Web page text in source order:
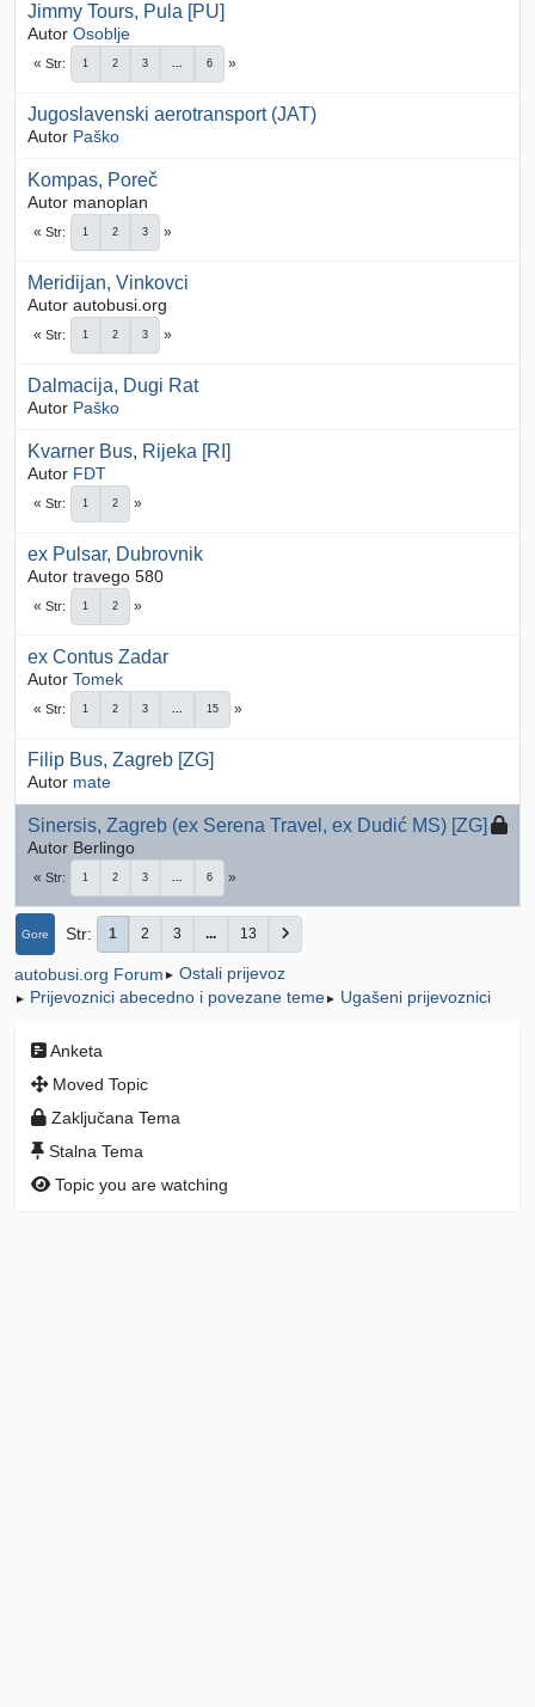
Jimmy Tours, Pula [PU]
Autor Osoblje
Str 1 2 3 ... 6
Jugoslavenski aerotransport (JAT)
Autor Paško
Kompas, Poreč
Autor manoplan
Str 1 2 3
Meridijan, Vinkovci
Autor autobusi.org
Str 1 2 3
Dalmacija, Dugi Rat
Autor Paško
Kvarner Bus, Rijeka [RI]
Autor FDT
Str 1 2
ex Pulsar, Dubrovnik
Autor travego 580
Str 1 2
ex Contus Zadar
Autor Tomek
Str 1 2 3 ... 15
Filip Bus, Zagreb [ZG]
Autor mate
Sinersis, Zagreb (ex Serena Travel, ex Dudić MS) [ZG]
Autor Berlingo
Str 1 2 3 ... 6
Gore Str 1 2 3 ... 13
autobusi.org Forum ► Ostali prijevoz
► Prijevoznici abecedno i povezane teme► Ugašeni prijevoznici
Anketa
Moved Topic
Zaključana Tema
Stalna Tema
Topic you are watching